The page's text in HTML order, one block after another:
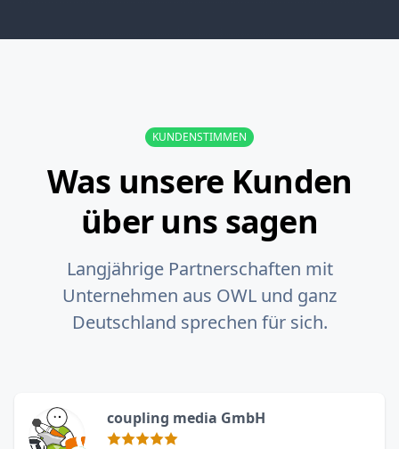
KUNDENSTIMMEN
Was unsere Kunden
über uns sagen
Langjährige Partnerschaften mit
Unternehmen aus OWL und ganz
Deutschland sprechen für sich.
coupling media GmbH